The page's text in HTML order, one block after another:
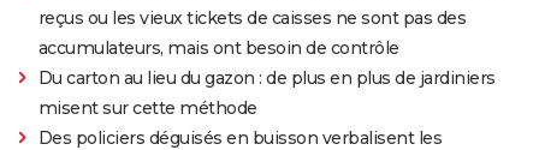
reçus ou les vieux tickets de caisses ne sont pas des
accumulateurs, mais ont besoin de contrôle
Du carton au lieu du gazon : de plus en plus de jardiniers
misent sur cette méthode
Des policiers déguisés en buisson verbalisent les